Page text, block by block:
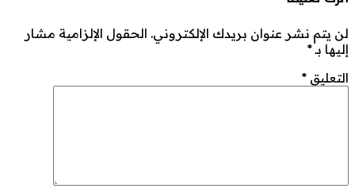
لن يتم نشر عنوان بريدك الإلكتروني. الحقول الإلزامية مشار
إليها بـ*
التعليق *